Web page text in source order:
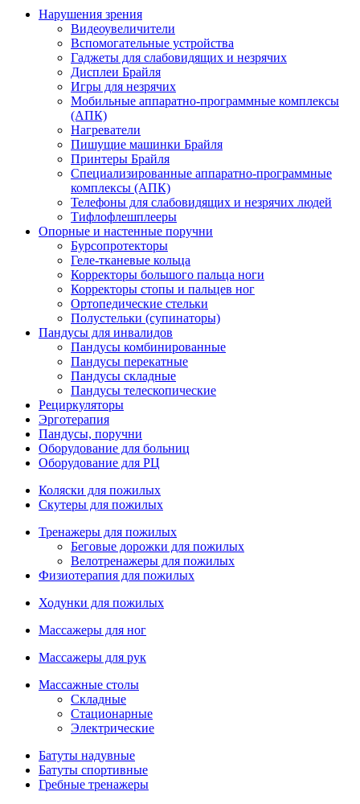
Нарушения зрения
Видеоувеличители
Вспомогательные устройства
Гаджеты для слабовидящих и незрячих
Дисплеи Брайля
Игры для незрячих
Мобильные аппаратно-программные комплексы
(АПК)
Нагреватели
Пишущие машинки Брайля
Принтеры Брайля
Специализированные аппаратно-программные
комплексы (АПК)
Телефоны для слабовидящих и незрячих людей
Тифлофлешплееры
Опорные и настенные поручни
Бурсопротекторы
Геле-тканевые кольца
Корректоры большого пальца ноги
Корректоры стопы и пальцев ног
Ортопедические стельки
Полустельки (супинаторы)
Пандусы для инвалидов
Пандусы комбинированные
Пандусы перекатные
Пандусы складные
Пандусы телескопические
Рециркуляторы
Эрготерапия
Пандусы, поручни
Оборудование для больниц
Оборудование для РЦ
Коляски для пожилых
Скутеры для пожилых
Тренажеры для пожилых
Беговые дорожки для пожилых
Велотренажеры для пожилых
Физиотерапия для пожилых
Ходунки для пожилых
Массажеры для ног
Массажеры для рук
Массажные столы
Складные
Стационарные
Электрические
Батуты надувные
Батуты спортивные
Гребные тренажеры